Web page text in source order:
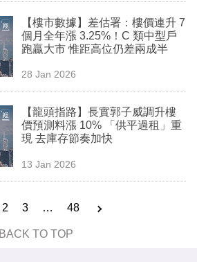
【樓市數據】差估署：樓價連升 7
個月全年漲 3.25%！C 類中型戶
跑贏大市 惟距高位仍差兩成半
28 Jan 2026
【龍頭指路】長實郭子威調升樓
價預測料漲 10% 「供平過租」重
現 去庫存節奏加快
13 Jan 2026
2 3 … 48
BACK TO TOP